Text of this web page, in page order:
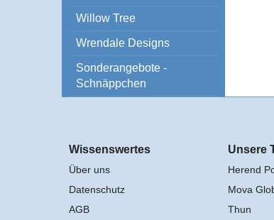
Willow Tree
Wrendale Designs
Sonderangebote -
Schnäppchen
Wissenswertes
Über uns
Datenschutz
AGB
Unsere
Herend
Mova
Thun